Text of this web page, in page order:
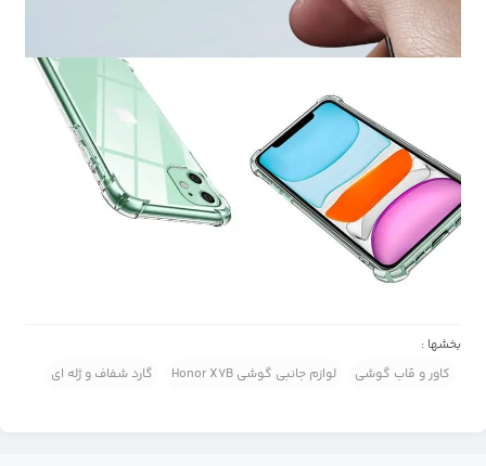
بخشها :
کاور و قاب گوشی لوازم جانبی گوشی Honor X7B گارد شفاف و ژله ای